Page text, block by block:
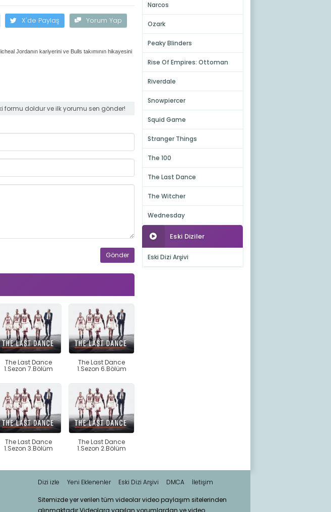
X'de Paylaş Yorum Yap
Jordanın kariyerini ve Bulls takımının hikayesini
formu doldur ve ilk yorumu sen gönder!
The Last Dance
1.Sezon 7.Bölüm
The Last Dance
1.Sezon 6.Bölüm
The Last Dance
1.Sezon 3.Bölüm
The Last Dance
1.Sezon 2.Bölüm
Narcos
Ozark
Peaky Blinders
Rise Of Empires: Ottoman
Riverdale
Snowpiercer
Squid Game
Stranger Things
The 100
The Last Dance
The Witcher
Wednesday
Eski Diziler
Eski Dizi Arşivi
Dizi izle Yeni Eklenenler Eski Dizi Arşivi DMCA İletişim
Sitemizde yer verilen tüm videolar video paylaşım sitelerinden